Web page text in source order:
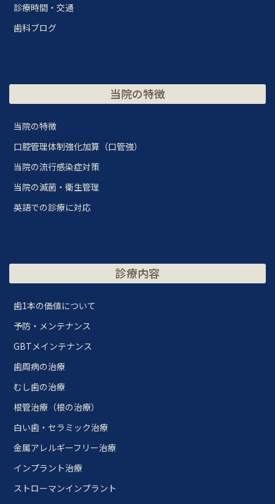
診療時間・交通
歯科ブログ
当院の特徴
当院の特徴
口腔管理体制強化加算（口管強）
当院の流行感染症対策
当院の滅菌・衛生管理
英語での診療に対応
診療内容
歯1本の価値について
予防・メンテナンス
GBTメインテナンス
歯周病の治療
むし歯の治療
根管治療（根の治療）
白い歯・セラミック治療
金属アレルギーフリー治療
インプラント治療
ストローマンインプラント